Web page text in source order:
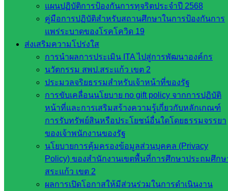
แผนปฏิบัติการป้องกันการทุจริตประจำปี 2568
คู่มือการปฏิบัติสำหรับสถานศึกษาในการป้องกันการ
แพร่ระบาดของโรคโควิด 19
ส่งเสริมความโปร่งใส
การนำผลการประเมิน ITA ไปสู่การพัฒนาองค์กร
นวัตกรรม สพป.สระแก้ว เขต 2
ประมวลจริยธรรมสำหรับเจ้าหน้าที่ของรัฐ
การขับเคลื่อนนโยบาย no gift policy จากการปฏิบัติ
หน้าที่และการเสริมสร้างความรู้เกี่ยวกับหลักเกณฑ์
การรับทรัพย์สินหรือประโยชน์อื่นใดโดยธรรมจรรยา
ของเจ้าพนักงานของรัฐ
นโยบายการคุ้มครองข้อมูลส่วนบุคคล (Privacy
Policy) ของสำนักงานเขตพื้นที่การศึกษาประถมศึกษ
สระแก้ว เขต 2
ผลการเปิดโอกาสให้มีส่วนร่วมในการดำเนินงาน
ศึกษา
สำนักงาน
กรรมการ
การ
อาชีวศึกษา
สำนักงาน
คณะ
กรรมการ
การศึกษา
ขั้นพื้น
ฐาน
รายชื่อ
มหาวิทยาลัย